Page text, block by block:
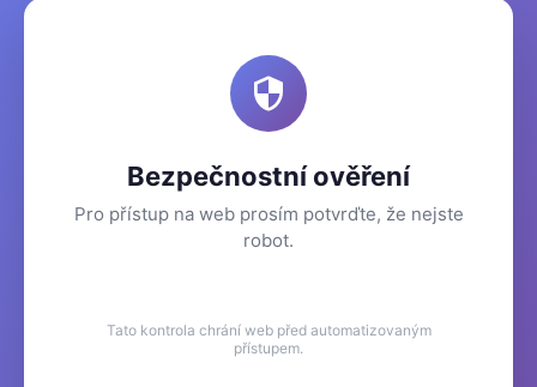
Bezpečnostní ověření
Pro přístup na web prosím potvrďte, že nejste
robot.
Tato kontrola chrání web před automatizovaným
přístupem.